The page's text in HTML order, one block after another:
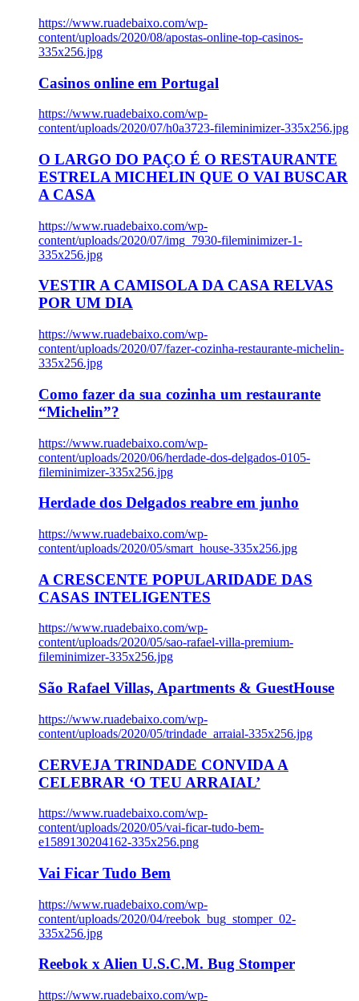
https://www.ruadebaixo.com/wp-
content/uploads/2020/08/apostas-online-top-casinos-
335x256.jpg
Casinos online em Portugal
https://www.ruadebaixo.com/wp-
content/uploads/2020/07/h0a3723-fileminimizer-335x256.jpg
O LARGO DO PAÇO É O RESTAURANTE
ESTRELA MICHELIN QUE O VAI BUSCAR
A CASA
https://www.ruadebaixo.com/wp-
content/uploads/2020/07/img_7930-fileminimizer-1-
335x256.jpg
VESTIR A CAMISOLA DA CASA RELVAS
POR UM DIA
https://www.ruadebaixo.com/wp-
content/uploads/2020/07/fazer-cozinha-restaurante-michelin-
335x256.jpg
Como fazer da sua cozinha um restaurante
“Michelin”?
https://www.ruadebaixo.com/wp-
content/uploads/2020/06/herdade-dos-delgados-0105-
fileminimizer-335x256.jpg
Herdade dos Delgados reabre em junho
https://www.ruadebaixo.com/wp-
content/uploads/2020/05/smart_house-335x256.jpg
A CRESCENTE POPULARIDADE DAS
CASAS INTELIGENTES
https://www.ruadebaixo.com/wp-
content/uploads/2020/05/sao-rafael-villa-premium-
fileminimizer-335x256.jpg
São Rafael Villas, Apartments & GuestHouse
https://www.ruadebaixo.com/wp-
content/uploads/2020/05/trindade_arraial-335x256.jpg
CERVEJA TRINDADE CONVIDA A
CELEBRAR ‘O TEU ARRAIAL’
https://www.ruadebaixo.com/wp-
content/uploads/2020/05/vai-ficar-tudo-bem-
e1589130204162-335x256.png
Vai Ficar Tudo Bem
https://www.ruadebaixo.com/wp-
content/uploads/2020/04/reebok_bug_stomper_02-
335x256.jpg
Reebok x Alien U.S.C.M. Bug Stomper
https://www.ruadebaixo.com/wp-